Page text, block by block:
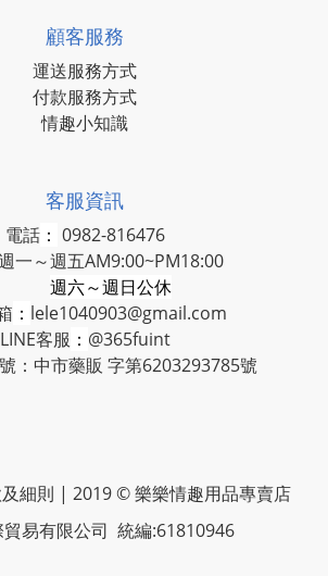
顧客服務
運送服務方式
付款服務方式
情趣小知識
客服資訊
電話： 0982-816476
一～週五AM9:00~PM18:00
週六～週日公休
： lele1040903@gmail.com
LINE客服 ： @365fuint
：中市藥販 字第6203293785號
細則 | 2019 © 樂樂情趣用品專賣店
易有限公司 統編:61810946